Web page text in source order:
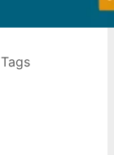
Tags